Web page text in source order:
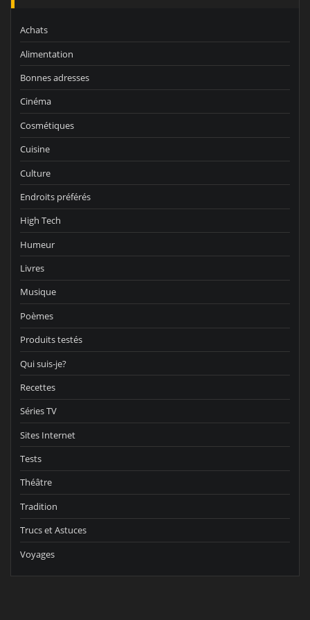
Achats
Alimentation
Bonnes adresses
Cinéma
Cosmétiques
Cuisine
Culture
Endroits préférés
High Tech
Humeur
Livres
Musique
Poèmes
Produits testés
Qui suis-je?
Recettes
Séries TV
Sites Internet
Tests
Théâtre
Tradition
Trucs et Astuces
Voyages